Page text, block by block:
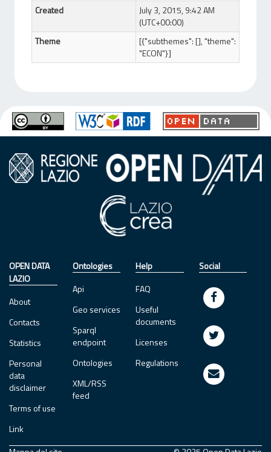
Created
July 3, 2015, 9:42 AM
(UTC+00:00)
Theme
[{"subthemes": [], "theme":
"ECON"}]
OPEN DATA
LAZIO
About
Contacts
Statistics
Personal
data
disclaimer
Terms of use
Link
Ontologies
Api
Geo services
Sparql
endpoint
Ontologies
XML/RSS
feed
Help
FAQ
Useful
documents
Licenses
Regulations
Social